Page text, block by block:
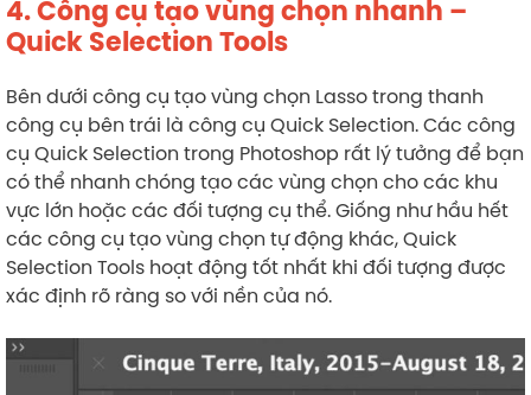
4. Công cụ tạo vùng chọn nhanh –
Quick Selection Tools
Bên dưới công cụ tạo vùng chọn Lasso trong thanh
công cụ bên trái là công cụ Quick Selection. Các công
cụ Quick Selection trong Photoshop rất lý tưởng để bạn
có thể nhanh chóng tạo các vùng chọn cho các khu
vực lớn hoặc các đối tượng cụ thể. Giống như hầu hết
các công cụ tạo vùng chọn tự động khác, Quick
Selection Tools hoạt động tốt nhất khi đối tượng được
xác định rõ ràng so với nền của nó.